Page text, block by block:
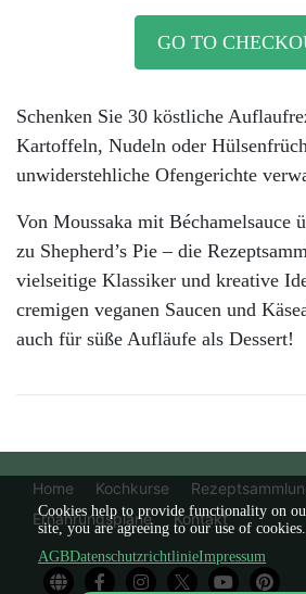
GO TO
Schenken Sie 30 köstliche
Kartoffeln, Nudeln oder
unwiderstehliche Ofengerichte
Von Moussaka mit Béchamelsauce
zu Shepherd’s Pie – die
vielseitige Klassiker und kreative
cremigen veganen Saucen und
auch für süße Aufläufe als Dessert!
Home Kochkurse
Ernährungspläne
Kontakt
Cookies help to provide functionality on
site, you are agreeing to our use of cookies.
AGBDatenschutzrichtlinieImpressum